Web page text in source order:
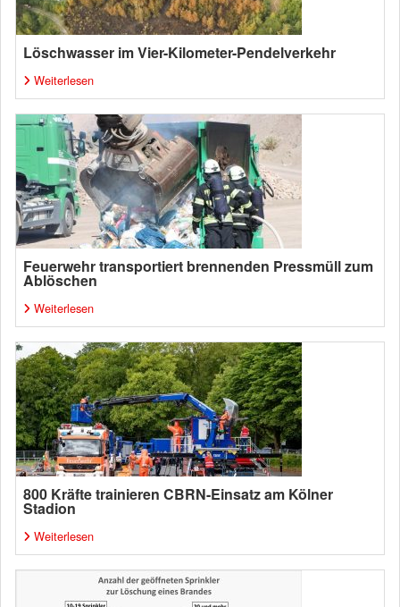
Löschwasser im Vier-Kilometer-Pendelverkehr
Weiterlesen
Feuerwehr transportiert brennenden Pressmüll zum
Ablöschen
Weiterlesen
800 Kräfte trainieren CBRN-Einsatz am Kölner
Stadion
Weiterlesen